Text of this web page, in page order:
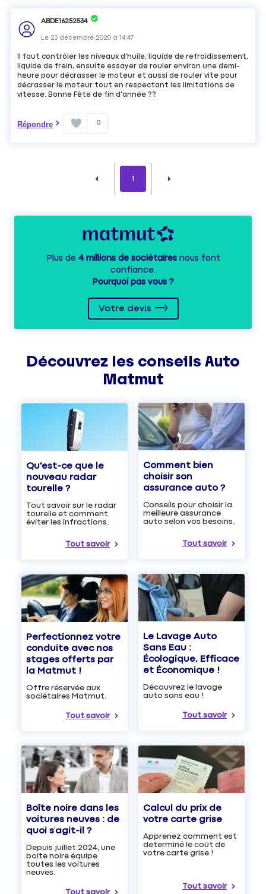
ABDE16252534
Le 23 décembre 2020 à14:47
Il faut contrôler les niveaux d'huile, liquide de refroidissement,
liquide de frein, ensuite essayer de rouler environ une demi-
heure pour décrasser le moteur et aussi de rouler vite pour
décrasser le moteur tout en respectant les limitations de
vitesse. Bonne Fête de fin d'année ??
Répondre 0
1
Plus de 4 millions de sociétairesnous font
confiance.
Pourquoi pas vous ?
Votre devis
Découvrez les conseils Auto
Matmut
Qu'est-ce que le
nouveau radar
tourelle ?
Tout savoir sur le radar
tourelle et comment
éviter les infractions.
Tout savoir
Comment bien
choisir son
assurance auto ?
Conseils pour choisir la
meilleure assurance
auto selon vos besoins.
Tout savoir
Perfectionnez votre
conduite avec nos
stages offerts par
la Matmut !
Offre réservée aux
sociétaires Matmut.
Tout savoir
Le Lavage Auto
Sans Eau :
Écologique, Efficace
et Économique !
Découvrez le lavage
auto sans eau !
Tout savoir
Boîte noire dans les
voitures neuves : de
quoi s’agit-il ?
Depuis juillet 2024, une
boîte noire équipe
toutes les voitures
neuves.
Tout savoir
Calcul du prix de
votre carte grise
Apprenez comment est
determiné le coût de
votre carte grise !
Tout savoir